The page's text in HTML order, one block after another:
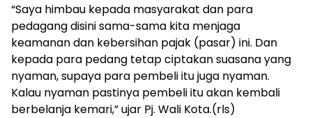
“Saya himbau kepada masyarakat dan para
pedagang disini sama-sama kita menjaga
keamanan dan kebersihan pajak (pasar) ini. Dan
kepada para pedang tetap ciptakan suasana yang
nyaman, supaya para pembeli itu juga nyaman.
Kalau nyaman pastinya pembeli itu akan kembali
berbelanja kemari,” ujar Pj. Wali Kota.(rls)